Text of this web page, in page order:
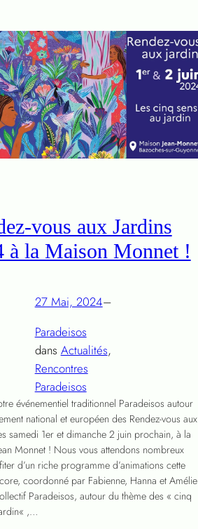
vous aux Jardins
à la Maison Monnet !
27 Mai, 2024–
Paradeisos
dans Actualités
Rencontres
Paradeisos
événementiel traditionnel Paradeisos autour
national et européen des Rendez-vous aux
samedi 1er et dimanche 2 juin prochain, à la
Monnet ! Nous vous attendons nombreux
d’un riche programme d’animations cette
coordonné par Fabienne, Hanna et Amélie
Paradeisos, autour du thème des « cinq
,…